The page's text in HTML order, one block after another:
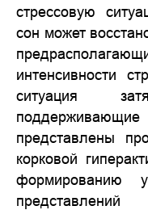
стрессовую
сон может
интенсивности
ситуация
представлены
корковой
формированию